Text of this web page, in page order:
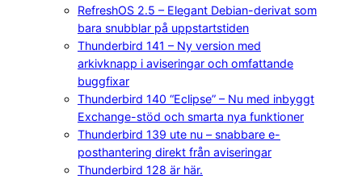
RefreshOS 2.5 – Elegant Debian-derivat som
bara snubblar på uppstartstiden
Thunderbird 141 – Ny version med
arkivknapp i aviseringar och omfattande
buggfixar
Thunderbird 140 “Eclipse” – Nu med inbyggt
Exchange-stöd och smarta nya funktioner
Thunderbird 139 ute nu – snabbare e-
posthantering direkt från aviseringar
Thunderbird 128 är här.